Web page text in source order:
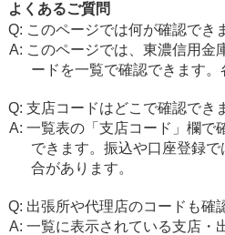
よくあるご質問
このページでは何が確認でき
このページでは、東濃信用金
ードを一覧で確認できます
支店コードはどこで確認でき
一覧表の「支店コード」欄で
できます。振込や口座登録
合があります。
出張所や代理店のコードも確
一覧に表示されている支店・